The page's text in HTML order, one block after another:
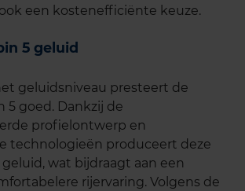
een kostenefficiënte keuze.
5 geluid
geluidsniveau presteert de
5 goed. Dankzij de
profielontwerp en
technologieën produceert deze
wat bijdraagt aan een
rijervaring. Volgens de